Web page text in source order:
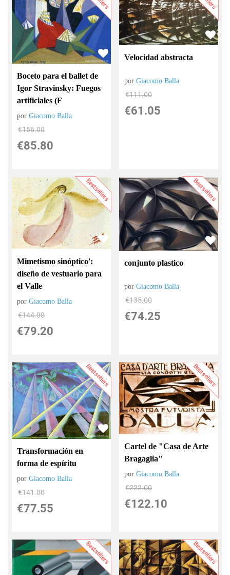
Boceto para el ballet de
Igor Stravinsky: Fuegos
artificiales (F
porGiacomo Balla
€156.00
€85.80
Velocidad abstracta
porGiacomo Balla
€111.00
€61.05
Bestsellers
Mimetismo sinóptico':
diseño de vestuario para
el Valle
porGiacomo Balla
€144.00
€79.20
Bestsellers
conjunto plastico
porGiacomo Balla
€135.00
€74.25
Bestsellers
Transformación en
forma de espíritu
porGiacomo Balla
€141.00
€77.55
Bestsellers
Cartel de "Casa de Arte
Bragaglia"
porGiacomo Balla
€222.00
€122.10
Bestsellers Bestsellers